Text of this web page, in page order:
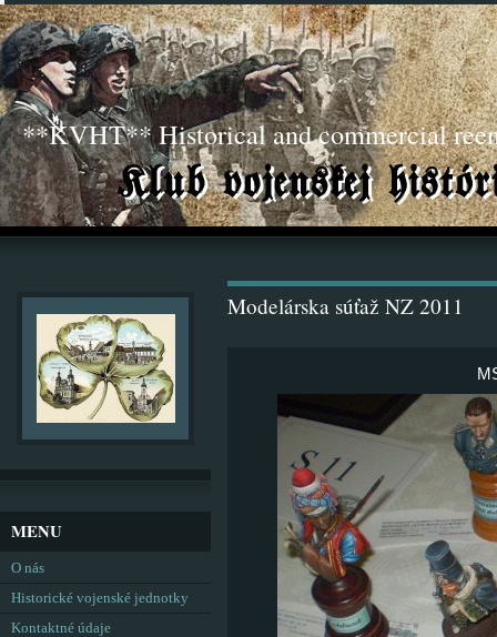
**KVHT** Historical and commercial
Modelárska súťaž NZ 2011
MENU
O nás
Historické vojenské jednotky
Kontaktné údaje